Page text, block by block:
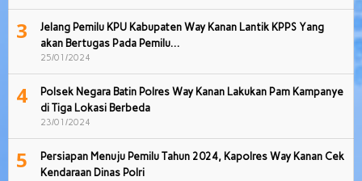
3
Jelang Pemilu KPU Kabupaten Way Kanan Lantik KPPS Yang
akan Bertugas Pada Pemilu…
25/01/2024
4
Polsek Negara Batin Polres Way Kanan Lakukan Pam Kampanye
di Tiga Lokasi Berbeda
23/01/2024
5
Persiapan Menuju Pemilu Tahun 2024, Kapolres Way Kanan Cek
Kendaraan Dinas Polri